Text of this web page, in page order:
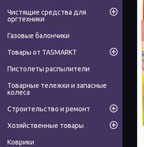
Чистящие средства для
оргтехники
Газовые балончики
Товары от TASMARKT
Пистолеты распылители
Товарные тележки и запасные
колеса
Строительство и ремонт
Хозяйственные товары
Коврики